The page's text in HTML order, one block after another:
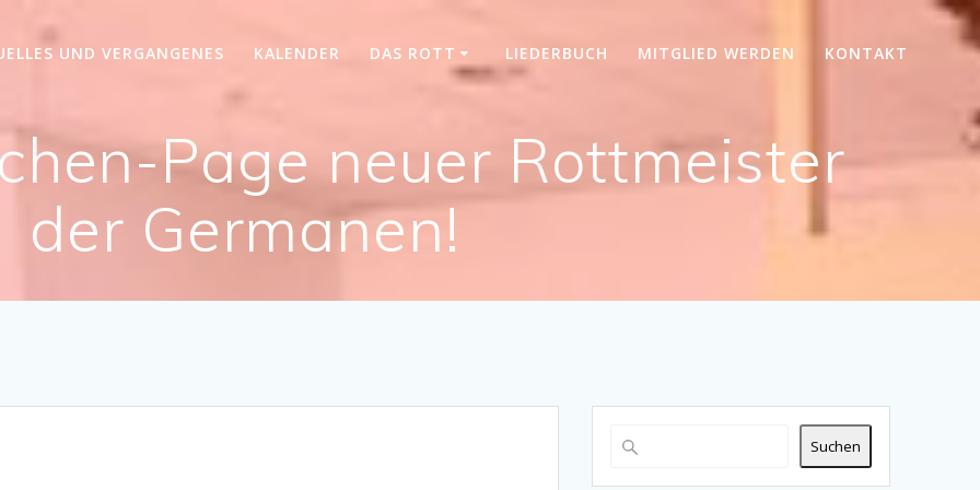
UND VERGANGENES KALENDER DAS ROTT LIEDERBUCH MITGLIED WERDEN KONTAKT
Page neuer Rottmeister
der Germanen!
Suchen